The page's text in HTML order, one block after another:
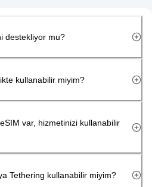
destekliyor mu?
kullanabilir miyim?
var, hizmetinizi kullanabilir
Tethering kullanabilir miyim?